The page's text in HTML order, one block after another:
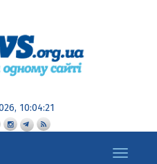
10:04:23
Toggle
navigation